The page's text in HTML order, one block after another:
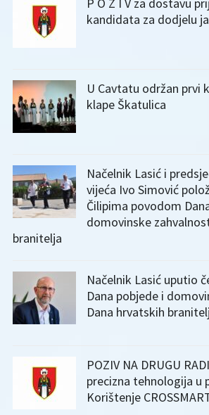
kandidata za dodjelu
U Cavtatu održan prvi
klape Škatulica
Načelnik Lasić i
vijeća Ivo Simović
Čilipima povodom
domovinske
branitelja
Načelnik Lasić uputio
Dana pobjede i
Dana hrvatskih
POZIV NA DRUGU
precizna tehnologija u
Korištenje